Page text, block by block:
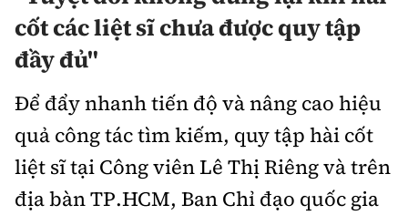
cốt các liệt sĩ chưa được quy tập
đầy đủ"
Để đẩy nhanh tiến độ và nâng cao hiệu
quả công tác tìm kiếm, quy tập hài cốt
liệt sĩ tại Công viên Lê Thị Riêng và trên
địa bàn TP.HCM, Ban Chỉ đạo quốc gia